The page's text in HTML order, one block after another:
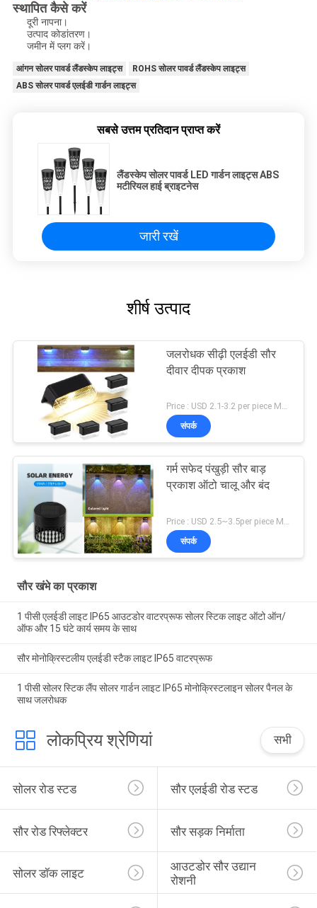
स्थापित कैसे करें
दूरी नापना।
उत्पाद कोडांतरण।
जमीन में प्लग करें।
आंगन सोलर पावर्ड लैंडस्केप लाइट्स
ROHS सोलर पावर्ड लैंडस्केप लाइट्स
ABS सोलर पावर्ड एलईडी गार्डन लाइट्स
सबसे उत्तम प्रतिदान प्राप्त करें
लैंडस्केप सोलर पावर्ड LED गार्डन लाइट्स ABS
मटीरियल हाई ब्राइटनेस
जारी रखें
शीर्ष उत्पाद
जलरोधक सीढ़ी एलईडी सौर
दीवार दीपक प्रकाश
Price : USD 2.1-3.2 per piece MOQ:10 पी.सी.एस
संपर्क
गर्म सफेद पंखुड़ी सौर बाड़
प्रकाश ऑटो चालू और बंद
Price : USD 2.5~3.5per piece MOQ:10 पी.सी.एस
संपर्क
सौर खंभे का प्रकाश
1 पीसी एलईडी लाइट IP65 आउटडोर वाटरप्रूफ सोलर स्टिक लाइट ऑटो ऑन/
ऑफ और 15 घंटे कार्य समय के साथ
सौर मोनोक्रिस्टलीय एलईडी स्टैक लाइट IP65 वाटरप्रूफ
1 पीसी सोलर स्टिक लैंप सोलर गार्डन लाइट IP65 मोनोक्रिस्टलाइन सोलर पैनल के
साथ जलरोधक
लोकप्रिय श्रेणियां सभी
सोलर रोड स्टड सौर एलईडी रोड स्टड
सौर रोड रिफ्लेक्टर सौर सड़क निर्माता
सोलर डॉक लाइट
आउटडोर सौर उद्यान
रोशनी